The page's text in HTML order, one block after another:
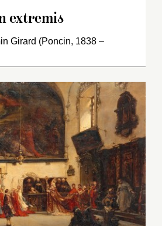
extremis
Girard (Poncin, 1838 –